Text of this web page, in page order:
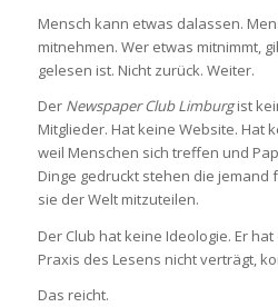
Mensch kann etwas dalassen.
mitnehmen. Wer etwas mitnimmt,
gelesen ist. Nicht zurück. Weiter.
Der Newspaper Club Limburgist
Mitglieder. Hat keine Website. Hat
weil Menschen sich treffen und
Dinge gedruckt stehen die jemand
sie der Welt mitzuteilen.
Der Club hat keine Ideologie. Er
Praxis des Lesens nicht verträgt,
Das reicht.